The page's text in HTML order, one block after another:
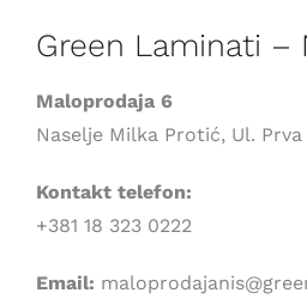
Green Laminati –
Maloprodaja 6
Naselje Milka Protić, Ul. Prva
Kontakt telefon:
+381 18 323 0222
Email: